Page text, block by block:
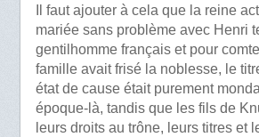
Il faut ajouter à cela que la reine
mariée sans problème avec Henri
gentilhomme français et pour
famille avait frisé la noblesse, le
état de cause était purement
époque-là, tandis que les fils de
leurs droits au trône, leurs titres et